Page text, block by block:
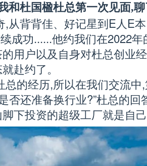
和杜国楹杜总第一次见面,
,从背背佳、好记星到E人E
成功......他约我们在2022
用户以及自身对杜总创业
赴约了。
总的经历,所以在我们交流中
否还准备换行业?”杜总的回
下投资的超级工厂就是自